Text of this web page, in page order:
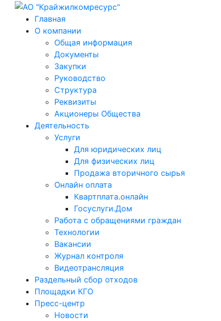
Главная
О компании
Общая информация
Документы
Закупки
Руководство
Структура
Реквизиты
Акционеры Общества
Деятельность
Услуги
Для юридических лиц
Для физических лиц
Продажа вторичного сырья
Онлайн оплата
Квартплата.онлайн
Госуслуги.Дом
Работа с обращениями граждан
Технологии
Вакансии
Журнал контроля
Видеотрансляция
Раздельный сбор отходов
Площадки КГО
Пресс-центр
Новости